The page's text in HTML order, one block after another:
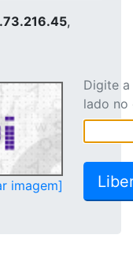
,
imagem]
Digite
lado no